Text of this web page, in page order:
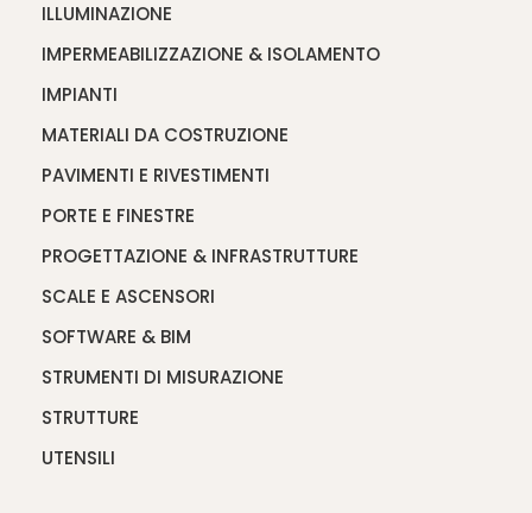
ILLUMINAZIONE
IMPERMEABILIZZAZIONE & ISOLAMENTO
IMPIANTI
MATERIALI DA COSTRUZIONE
PAVIMENTI E RIVESTIMENTI
PORTE E FINESTRE
PROGETTAZIONE & INFRASTRUTTURE
SCALE E ASCENSORI
SOFTWARE & BIM
STRUMENTI DI MISURAZIONE
STRUTTURE
UTENSILI